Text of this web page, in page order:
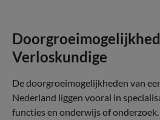
Verloskundige
De doorgroeimogelijkheden van
Nederland liggen vooral in
functies en onderwijs of